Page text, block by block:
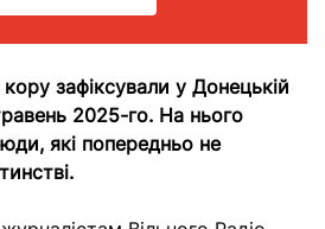
зафіксували у Донецькій
2025-го. На нього
які попередньо не